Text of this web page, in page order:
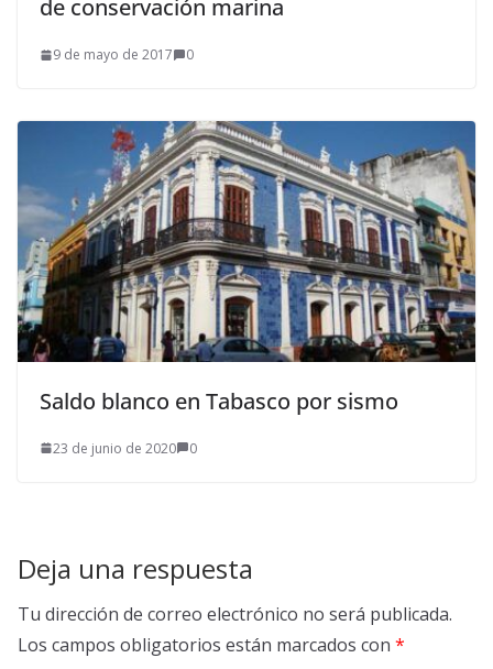
de conservación marina
9 de mayo de 2017 0
Saldo blanco en Tabasco por sismo
23 de junio de 2020 0
Deja una respuesta
Tu dirección de correo electrónico no será publicada.
Los campos obligatorios están marcados con *